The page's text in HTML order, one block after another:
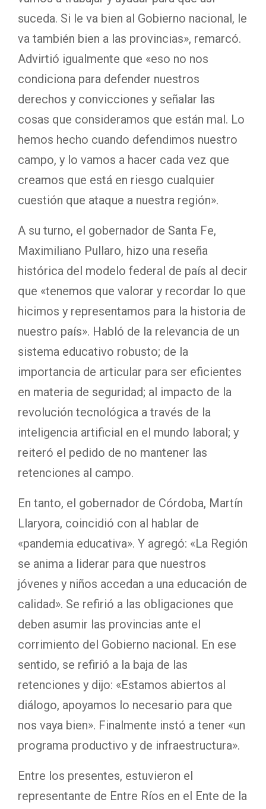
suceda. Si le va bien al Gobierno nacional, le
va también bien a las provincias», remarcó.
Advirtió igualmente que «eso no nos
condiciona para defender nuestros
derechos y convicciones y señalar las
cosas que consideramos que están mal. Lo
hemos hecho cuando defendimos nuestro
campo, y lo vamos a hacer cada vez que
creamos que está en riesgo cualquier
cuestión que ataque a nuestra región».
A su turno, el gobernador de Santa Fe,
Maximiliano Pullaro, hizo una reseña
histórica del modelo federal de país al decir
que «tenemos que valorar y recordar lo que
hicimos y representamos para la historia de
nuestro país». Habló de la relevancia de un
sistema educativo robusto; de la
importancia de articular para ser eficientes
en materia de seguridad; al impacto de la
revolución tecnológica a través de la
inteligencia artificial en el mundo laboral; y
reiteró el pedido de no mantener las
retenciones al campo.
En tanto, el gobernador de Córdoba, Martín
Llaryora, coincidió con al hablar de
«pandemia educativa». Y agregó: «La Región
se anima a liderar para que nuestros
jóvenes y niños accedan a una educación de
calidad». Se refirió a las obligaciones que
deben asumir las provincias ante el
corrimiento del Gobierno nacional. En ese
sentido, se refirió a la baja de las
retenciones y dijo: «Estamos abiertos al
diálogo, apoyamos lo necesario para que
nos vaya bien». Finalmente instó a tener «un
programa productivo y de infraestructura».
Entre los presentes, estuvieron el
representante de Entre Ríos en el Ente de la